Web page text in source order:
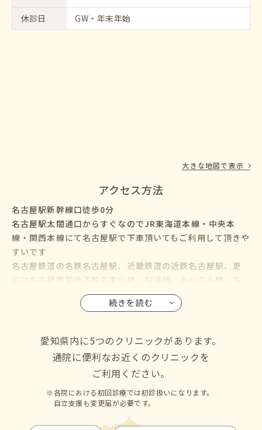
休診日
GW・年末年始
大きな地図で表示
アクセス方法
名古屋駅新幹線口徒歩0分
名古屋駅太閤通口からすぐなのでJR東海道本線・中央本
線・関西本線にて名古屋駅で下車頂いてもご利用して頂きや
すいです
名古屋鉄道の名鉄名古屋駅、近畿鉄道の近鉄名古屋駅、更
には名古屋市営地下鉄の東山線・桜通線、あおなみ線、名
鉄バス・名古屋市営バスも名古屋駅に乗り入れているので、
名古屋市の千種区・東区・北区・西区・中村区・中区・昭
区・名東区・天白区にお住いの方からも通院して頂けます
続きを読む
愛知県内に5つのクリニックがあります。
通院に便利なお近くのクリニックを
ご利用ください。
各院における初回診療では初診扱いになります。
自立支援も変更届が必要です。